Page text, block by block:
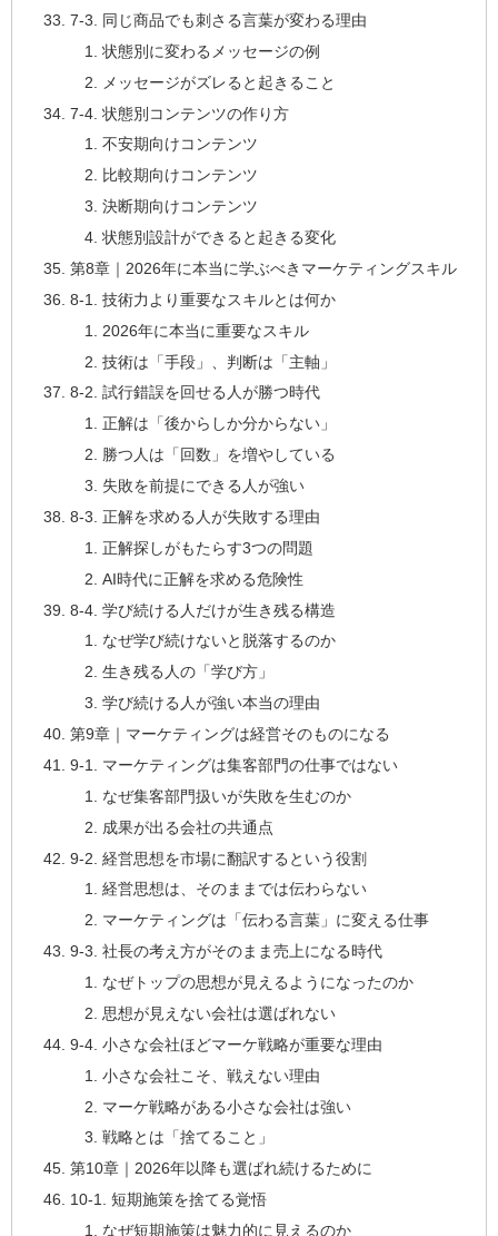
7-3. 同じ商品でも刺さる言葉が変わる理由
状態別に変わるメッセージの例
メッセージがズレると起きること
7-4. 状態別コンテンツの作り方
不安期向けコンテンツ
比較期向けコンテンツ
決断期向けコンテンツ
状態別設計ができると起きる変化
第8章｜2026年に本当に学ぶべきマーケティングスキル
8-1. 技術力より重要なスキルとは何か
2026年に本当に重要なスキル
技術は「手段」、判断は「主軸」
8-2. 試行錯誤を回せる人が勝つ時代
正解は「後からしか分からない」
勝つ人は「回数」を増やしている
失敗を前提にできる人が強い
8-3. 正解を求める人が失敗する理由
正解探しがもたらす3つの問題
AI時代に正解を求める危険性
8-4. 学び続ける人だけが生き残る構造
なぜ学び続けないと脱落するのか
生き残る人の「学び方」
学び続ける人が強い本当の理由
第9章｜マーケティングは経営そのものになる
9-1. マーケティングは集客部門の仕事ではない
なぜ集客部門扱いが失敗を生むのか
成果が出る会社の共通点
9-2. 経営思想を市場に翻訳するという役割
経営思想は、そのままでは伝わらない
マーケティングは「伝わる言葉」に変える仕事
9-3. 社長の考え方がそのまま売上になる時代
なぜトップの思想が見えるようになったのか
思想が見えない会社は選ばれない
9-4. 小さな会社ほどマーケ戦略が重要な理由
小さな会社こそ、戦えない理由
マーケ戦略がある小さな会社は強い
戦略とは「捨てること」
第10章｜2026年以降も選ばれ続けるために
10-1. 短期施策を捨てる覚悟
なぜ短期施策は魅力的に見えるのか